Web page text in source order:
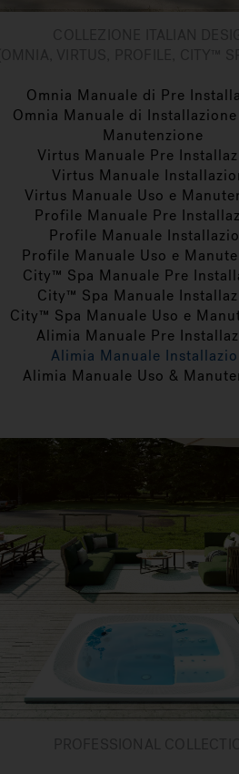
Omnia Manuale di Pre
Omnia Manuale di Installazione
Manutenzione
Virtus Manuale Pre
Virtus Manuale
Virtus Manuale Uso e
Profile Manuale Pre
Profile Manuale
Profile Manuale Uso e
City™ Spa Manuale Pre
City™ Spa Manuale
City™ Spa Manuale Uso e
Alimia Manuale Pre
Alimia Manuale
Alimia Manuale Uso &